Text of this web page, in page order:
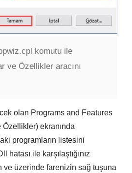
komutu ile
ve Özellikler aracını
olan Programs and Features
Özellikler) ekranında
programların listesini
hatası ile karşılaştığınız
ve üzerinde farenizin sağ tuşuna